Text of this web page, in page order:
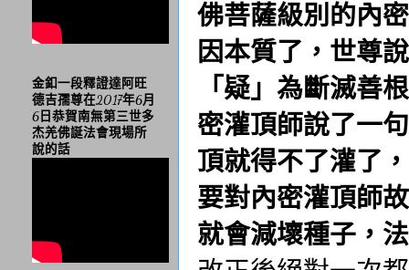
佛菩薩級別的內
因本質了，世尊
「疑」為斷滅善
密灌頂師說了一
頂就得不了灌了，
要對內密灌頂師
就會減壞種子，
金釦一段釋證達阿旺
德吉孺尊在2017年6月
6日恭賀南無第三世多
杰羌佛誕法會現場所
說的話